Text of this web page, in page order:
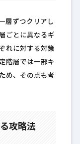
層ずつクリアし
ごとに異なるギ
れに対する対策
階層では一部キ
め、その点も考
攻略法